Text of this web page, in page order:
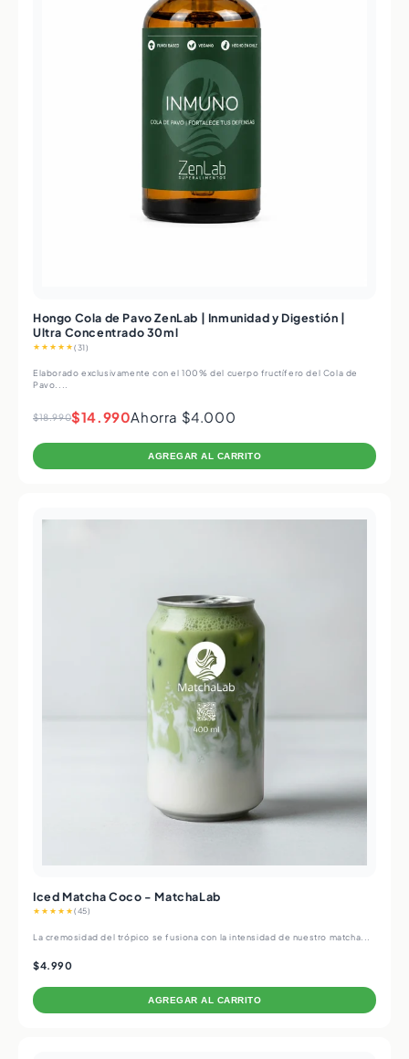
Hongo Cola de Pavo ZenLab | Inmunidad y Digestión |
Ultra Concentrado 30ml
★★★★★(31)
Elaborado exclusivamente con el 100% del cuerpo fructífero del Cola de
Pavo....
$18.990$14.990Ahorra $4.000
AGREGAR AL CARRITO
Iced Matcha Coco - MatchaLab
★★★★★(45)
La cremosidad del trópico se fusiona con la intensidad de nuestro matcha...
$4.990
AGREGAR AL CARRITO